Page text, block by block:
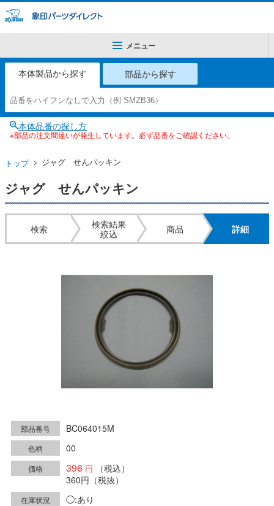
メニュー
本体製品から探す 部品から探す
本体品番の探し方
※部品の注文間違いが発生しています。必ず品番をご確認ください。
トップ ジャグ せんパッキン
ジャグ せんパッキン
検索
検索結果
絞込
商品 詳細
部品番号 BC064015M
色柄 00
価格 396
（税込）
360円 （税抜）
在庫状況 ◯:あり